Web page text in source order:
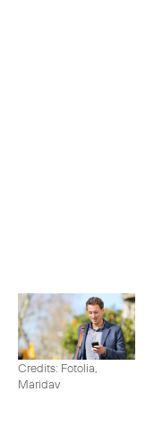
Credits: Fotolia,
Maridav